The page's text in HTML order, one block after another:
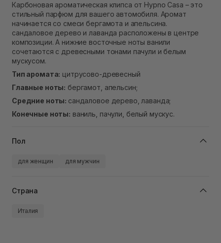
В наличии
Самовывоз г. Ровно, ул. Кулика и Гудачека 23 (ТЦ
Экватор)
Нет в наличии!
Карбоновая ароматическая клипса от Hypno Casa – это
стильный парфюм для вашего автомобиля. Аромат
начинается со смеси бергамота и апельсина.
сандаловое дерево и лаванда расположены в центре
композиции. А нижние восточные ноты ванили
сочетаются с древесными тонами пачули и белым
мускусом.
Тип аромата: цитрусово-древесный
Главные ноты: бергамот, апельсин;
Средние ноты: сандаловое дерево, лаванда;
Конечные ноты: ваниль, пачули, белый мускус.
Пол
для женщин для мужчин
Страна
Италия